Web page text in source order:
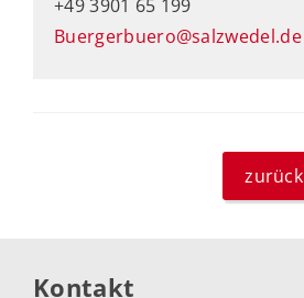
+49 3901 65 199
Buergerbuero@salzwedel.de
zurück
Kontakt